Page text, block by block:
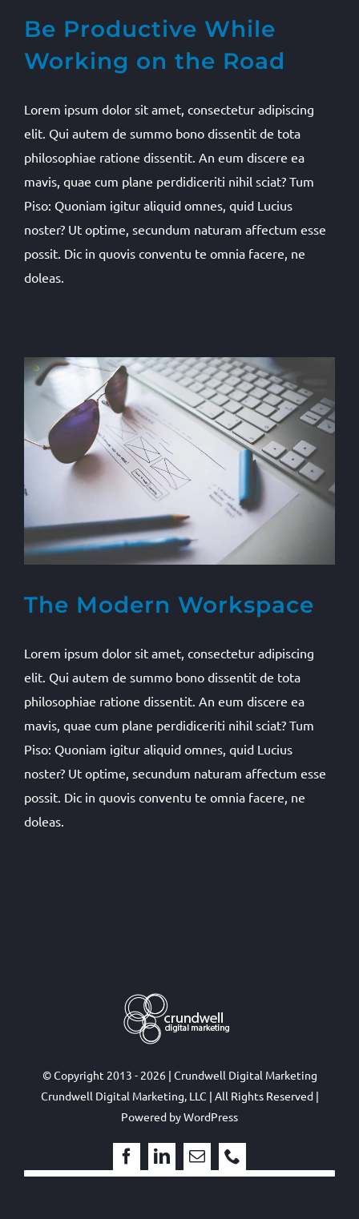
Be Productive While
Working on the Road
Lorem ipsum dolor sit amet, consectetur adipiscing
elit. Qui autem de summo bono dissentit de tota
philosophiae ratione dissentit. An eum discere ea
mavis, quae cum plane perdidiceriti nihil sciat? Tum
Piso: Quoniam igitur aliquid omnes, quid Lucius
noster? Ut optime, secundum naturam affectum esse
possit. Dic in quovis conventu te omnia facere, ne
doleas.
The Modern Workspace
Lorem ipsum dolor sit amet, consectetur adipiscing
elit. Qui autem de summo bono dissentit de tota
philosophiae ratione dissentit. An eum discere ea
mavis, quae cum plane perdidiceriti nihil sciat? Tum
Piso: Quoniam igitur aliquid omnes, quid Lucius
noster? Ut optime, secundum naturam affectum esse
possit. Dic in quovis conventu te omnia facere, ne
doleas.
© Copyright 2013 - 2026 | Crundwell Digital Marketing
Crundwell Digital Marketing, LLC | All Rights Reserved |
Powered byWordPress